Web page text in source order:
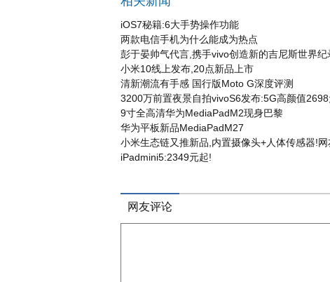
iOS7秘籍:6大手势操作功能
两款电信手机为什么能成为热点
彭于晏帅气代言,携手vivo创造新的吉尼斯世界纪
小米10线上发布,20点新品上市
清新潮流有手感 国行版Moto G深度评测
3200万前置夜景自拍vivoS6发布:5G高颜值
9寸全高清华为MediaPadM2现身巴黎
华为平板新品MediaPadM27
小米生态链又推新品,内置摄像头+人体传感器!网
iPadmini5:2349元起!
网友评论